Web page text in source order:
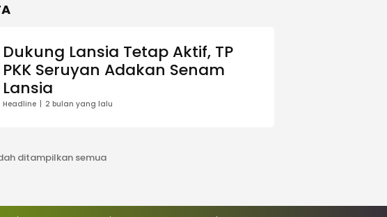
Dukung Lansia Tetap Aktif, TP
PKK Seruyan Adakan Senam
Lansia
Headline 2 bulan yang lalu
ditampilkan semua